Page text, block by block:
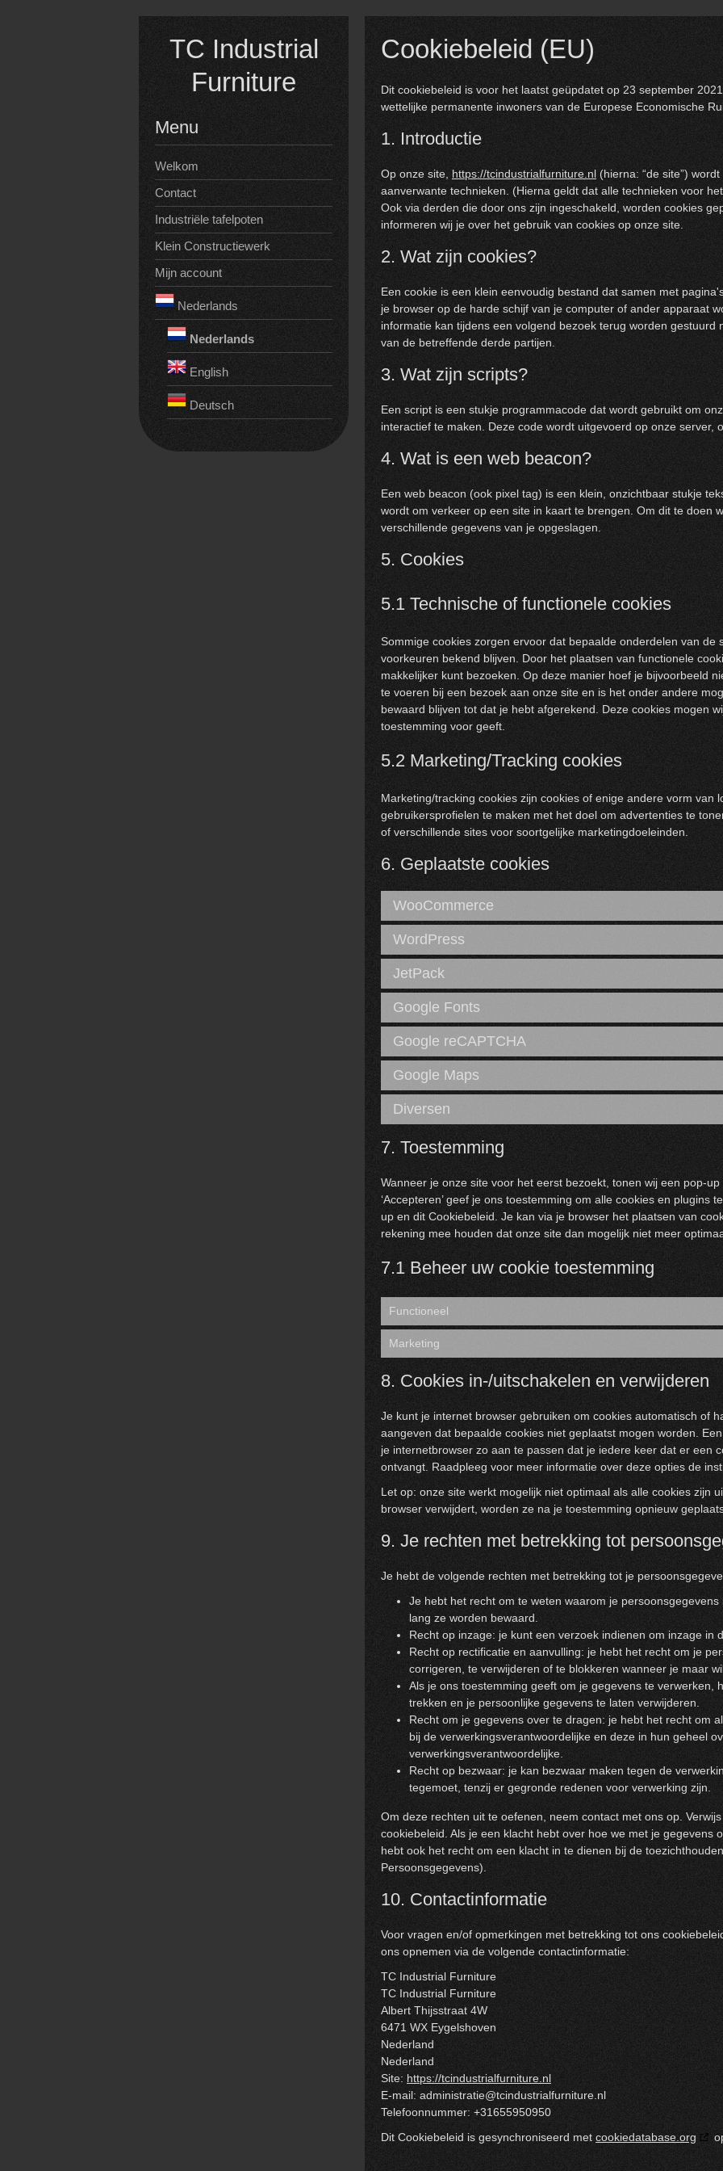
TC Industrial
Furniture
Menu
Welkom
Contact
Industriële tafelpoten
Klein Constructiewerk
Mijn account
Nederlands
Nederlands
English
Deutsch
Cookiebeleid (EU)
Dit cookiebeleid is voor het laatst geüpdatet op 23 september
wettelijke permanente inwoners van de Europese Economische
1. Introductie
Op onze site, https://tcindustrialfurniture.nl (hierna: “de site”)
aanverwante technieken. (Hierna geldt dat alle technieken voor
Ook via derden die door ons zijn ingeschakeld, worden cookies
informeren wij je over het gebruik van cookies op onze site.
2. Wat zijn cookies?
Een cookie is een klein eenvoudig bestand dat samen met
je browser op de harde schijf van je computer of ander apparaat
informatie kan tijdens een volgend bezoek terug worden gestuurd
van de betreffende derde partijen.
3. Wat zijn scripts?
Een script is een stukje programmacode dat wordt gebruikt om
interactief te maken. Deze code wordt uitgevoerd op onze server,
4. Wat is een web beacon?
Een web beacon (ook pixel tag) is een klein, onzichtbaar stukje
wordt om verkeer op een site in kaart te brengen. Om dit te doen
verschillende gegevens van je opgeslagen.
5. Cookies
5.1 Technische of functionele cookies
Sommige cookies zorgen ervoor dat bepaalde onderdelen van de
voorkeuren bekend blijven. Door het plaatsen van functionele
makkelijker kunt bezoeken. Op deze manier hoef je bijvoorbeeld
te voeren bij een bezoek aan onze site en is het onder andere
bewaard blijven tot dat je hebt afgerekend. Deze cookies mogen
toestemming voor geeft.
5.2 Marketing/Tracking cookies
Marketing/tracking cookies zijn cookies of enige andere vorm van
gebruikersprofielen te maken met het doel om advertenties te
of verschillende sites voor soortgelijke marketingdoeleinden.
6. Geplaatste cookies
WooCommerce
WordPress
JetPack
Google Fonts
Google reCAPTCHA
Google Maps
Diversen
7. Toestemming
Wanneer je onze site voor het eerst bezoekt, tonen wij een pop-
‘Accepteren’ geef je ons toestemming om alle cookies en plugins
up en dit Cookiebeleid. Je kan via je browser het plaatsen van
rekening mee houden dat onze site dan mogelijk niet meer
7.1 Beheer uw cookie toestemming
Functioneel
Marketing
8. Cookies in-/uitschakelen en verwijderen
Je kunt je internet browser gebruiken om cookies automatisch of
aangeven dat bepaalde cookies niet geplaatst mogen worden.
je internetbrowser zo aan te passen dat je iedere keer dat er een
ontvangt. Raadpleeg voor meer informatie over deze opties de
Let op: onze site werkt mogelijk niet optimaal als alle cookies zijn
browser verwijdert, worden ze na je toestemming opnieuw
9. Je rechten met betrekking tot
Je hebt de volgende rechten met betrekking tot je
Je hebt het recht om te weten waarom je
lang ze worden bewaard.
Recht op inzage: je kunt een verzoek indienen om inzage in
Recht op rectificatie en aanvulling: je hebt het recht om je
corrigeren, te verwijderen of te blokkeren wanneer je maar
Als je ons toestemming geeft om je gegevens te verwerken,
trekken en je persoonlijke gegevens te laten verwijderen.
Recht om je gegevens over te dragen: je hebt het recht om
bij de verwerkingsverantwoordelijke en deze in hun geheel
verwerkingsverantwoordelijke.
Recht op bezwaar: je kan bezwaar maken tegen de
tegemoet, tenzij er gegronde redenen voor verwerking zijn.
Om deze rechten uit te oefenen, neem contact met ons op.
cookiebeleid. Als je een klacht hebt over hoe we met je gegevens
hebt ook het recht om een klacht in te dienen bij de
Persoonsgegevens).
10. Contactinformatie
Voor vragen en/of opmerkingen met betrekking tot ons
ons opnemen via de volgende contactinformatie:
TC Industrial Furniture
TC Industrial Furniture
Albert Thijsstraat 4W
6471 WX Eygelshoven
Nederland
Nederland
Site: https://tcindustrialfurniture.nl
E-mail: administratie@tcindustrialfurniture.nl
Telefoonnummer: +31655950950
Dit Cookiebeleid is gesynchroniseerd met cookiedatabase.org